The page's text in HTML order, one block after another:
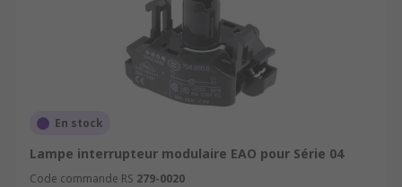
En stock
Lampe interrupteur modulaire EAO pour Série 04
Code commande RS 279-0020